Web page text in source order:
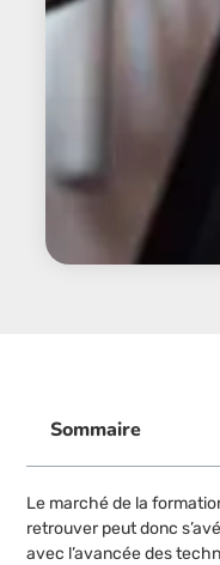
Sommaire
Le marché de la
retrouver peut donc
avec l’avancée des